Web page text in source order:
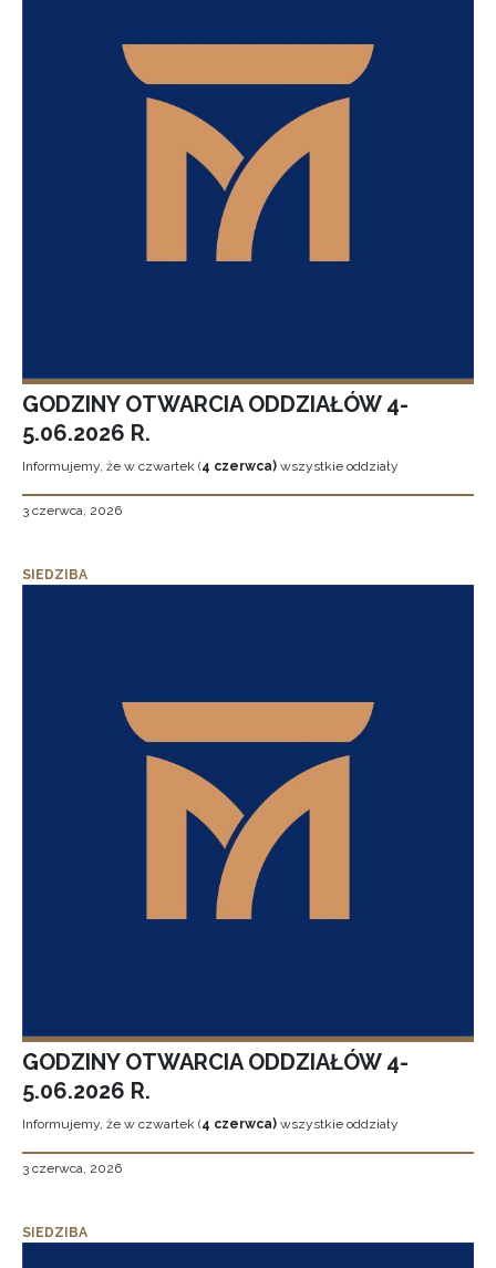
GODZINY OTWARCIA ODDZIAŁÓW 4-
5.06.2026 R.
Informujemy, że w czwartek (4 czerwca) wszystkie oddziały
3 czerwca, 2026
SIEDZIBA
GODZINY OTWARCIA ODDZIAŁÓW 4-
5.06.2026 R.
Informujemy, że w czwartek (4 czerwca) wszystkie oddziały
3 czerwca, 2026
SIEDZIBA